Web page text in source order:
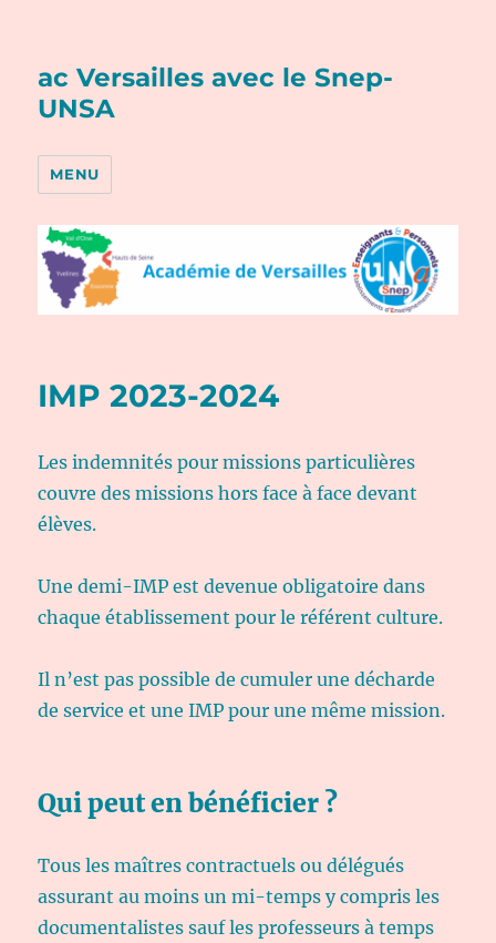
ac Versailles avec le Snep-
UNSA
MENU
IMP 2023-2024
Les indemnités pour missions particulières
couvre des missions hors face à face devant
élèves.
Une demi-IMP est devenue obligatoire dans
chaque établissement pour le référent culture.
Il n’est pas possible de cumuler une décharde
de service et une IMP pour une même mission.
Qui peut en bénéficier ?
Tous les maîtres contractuels ou délégués
assurant au moins un mi-temps y compris les
documentalistes sauf les professeurs à temps